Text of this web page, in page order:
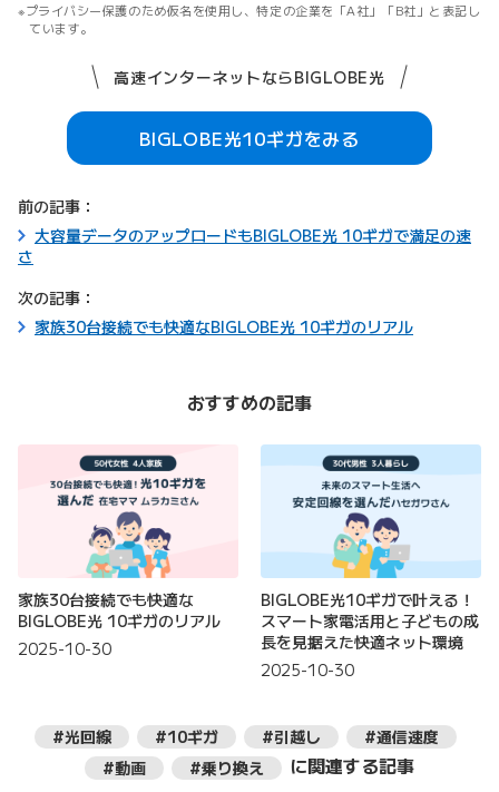
プライバシー保護のため仮名を使用し、特定の企業を「A社」「B社」と表記し
ています。
高速インターネットならBIGLOBE光
BIGLOBE光10ギガをみる
前の記事：
大容量データのアップロードもBIGLOBE光 10ギガで満足の速
さ
次の記事：
家族30台接続でも快適なBIGLOBE光 10ギガのリアル
おすすめの記事
家族30台接続でも快適な
BIGLOBE光 10ギガのリアル
2025-10-30
BIGLOBE光10ギガで叶える！
スマート家電活用と子どもの成
長を見据えた快適ネット環境
2025-10-30
#光回線 #10ギガ #引越し
#通信速度
#動画
#乗り換え に関連する記事